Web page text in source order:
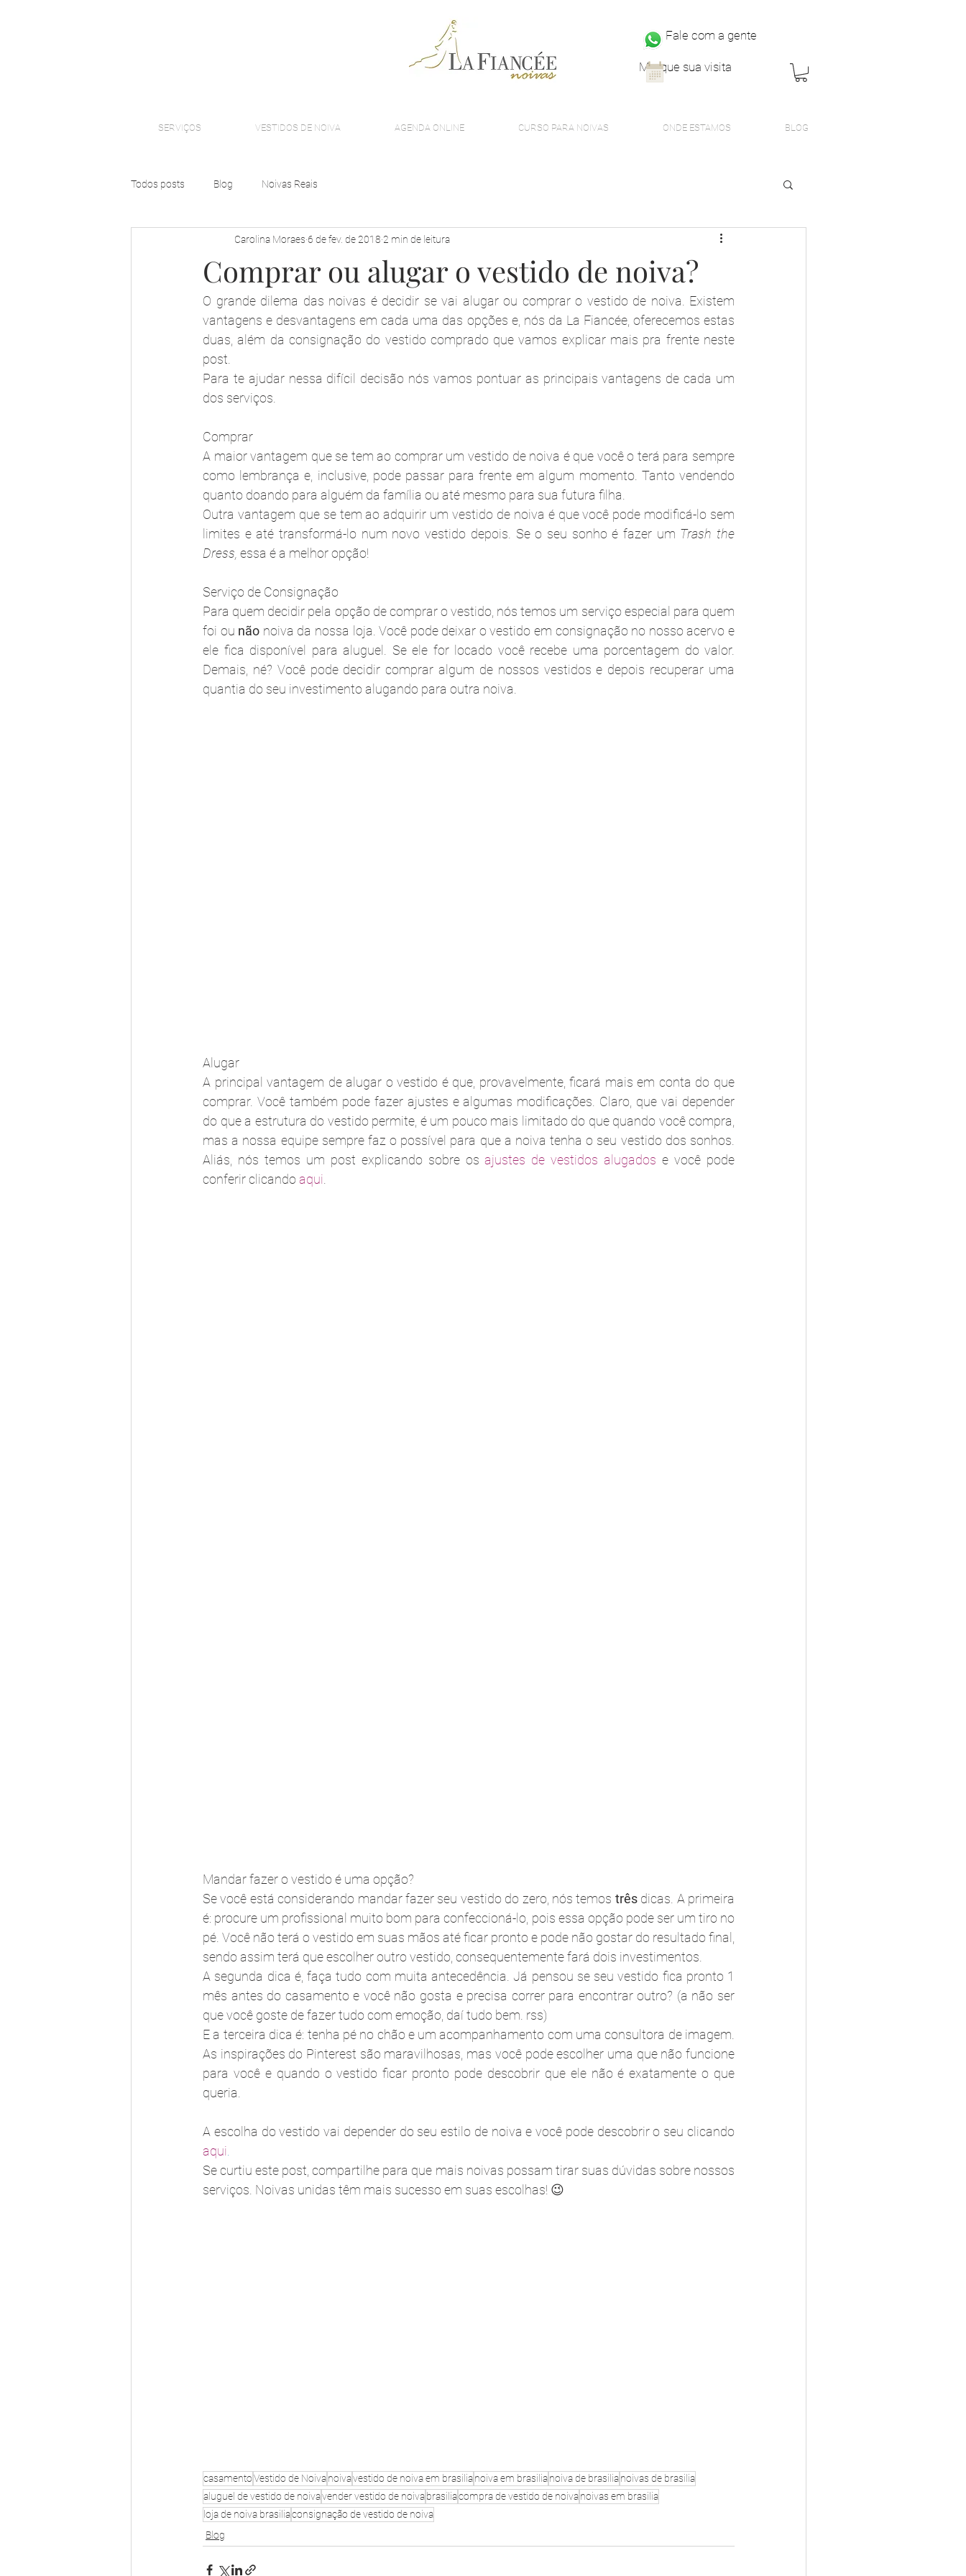
Fale com a gente
Marque sua visita
SERVIÇOS VESTIDOS DE NOIVA AGENDA ONLINE CURSO PARA NOIVAS ONDE ESTAMOS BLOG
Todos posts Blog Noivas Reais
Comprar ou alugar o vestido de noiva?
Carolina Moraes 6 de fev. de 2018 2 min de leitura
O grande dilema das noivas é decidir se vai alugar ou comprar o vestido de noiva. Existem
vantagens e desvantagens em cada uma das opções e, nós da La Fiancée, oferecemos estas
duas, além da consignação do vestido comprado que vamos explicar mais pra frente neste
post.
Para te ajudar nessa difícil decisão nós vamos pontuar as principais vantagens de cada um
dos serviços.
Comprar
A maior vantagem que se tem ao comprar um vestido de noiva é que você o terá para sempre
como lembrança e, inclusive, pode passar para frente em algum momento. Tanto vendendo
quanto doando para alguém da família ou até mesmo para sua futura filha.
Outra vantagem que se tem ao adquirir um vestido de noiva é que você pode modificá-lo sem
limites e até transformá-lo num novo vestido depois. Se o seu sonho é fazer um Trash the
Dress, essa é a melhor opção!
Serviço de Consignação
Para quem decidir pela opção de comprar o vestido, nós temos um serviço especial para quem
foi ou não noiva da nossa loja. Você pode deixar o vestido em consignação no nosso acervo e
ele fica disponível para aluguel. Se ele for locado você recebe uma porcentagem do valor.
Demais, né? Você pode decidir comprar algum de nossos vestidos e depois recuperar uma
quantia do seu investimento alugando para outra noiva.
Alugar
A principal vantagem de alugar o vestido é que, provavelmente, ficará mais em conta do que
comprar. Você também pode fazer ajustes e algumas modificações. Claro, que vai depender
do que a estrutura do vestido permite, é um pouco mais limitado do que quando você compra,
mas a nossa equipe sempre faz o possível para que a noiva tenha o seu vestido dos sonhos.
Aliás, nós temos um post explicando sobre os ajustes de vestidos alugados e você pode
conferir clicando aqui
Mandar fazer o vestido é uma opção?
Se você está considerando mandar fazer seu vestido do zero, nós temos três dicas. A primeira
é: procure um profissional muito bom para confeccioná-lo, pois essa opção pode ser um tiro no
pé. Você não terá o vestido em suas mãos até ficar pronto e pode não gostar do resultado final,
sendo assim terá que escolher outro vestido, consequentemente fará dois investimentos.
A segunda dica é, faça tudo com muita antecedência. Já pensou se seu vestido fica pronto 1
mês antes do casamento e você não gosta e precisa correr para encontrar outro? (a não ser
que você goste de fazer tudo com emoção, daí tudo bem. rss)
E a terceira dica é: tenha pé no chão e um acompanhamento com uma consultora de imagem.
As inspirações do Pinterest são maravilhosas, mas você pode escolher uma que não funcione
para você e quando o vestido ficar pronto pode descobrir que ele não é exatamente o que
queria.
aqui
Se curtiu este post, compartilhe para que mais noivas possam tirar suas dúvidas sobre nossos
serviços. Noivas unidas têm mais sucesso em suas escolhas! 😉
casamentoVestido de Noivanoivavestido de noiva em brasilianoiva em brasilianoiva de brasilianoivas de brasilia
aluguel de vestido de noivavender vestido de noivabrasiliacompra de vestido de noivanoivas em brasilia
loja de noiva brasiliaconsignação de vestido de noiva
Blog